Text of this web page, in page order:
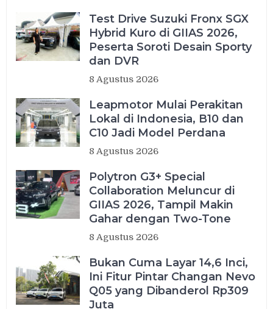
Test Drive Suzuki Fronx SGX
Hybrid Kuro di GIIAS 2026,
Peserta Soroti Desain Sporty
dan DVR
8 Agustus 2026
Leapmotor Mulai Perakitan
Lokal di Indonesia, B10 dan
C10 Jadi Model Perdana
8 Agustus 2026
Polytron G3+ Special
Collaboration Meluncur di
GIIAS 2026, Tampil Makin
Gahar dengan Two-Tone
8 Agustus 2026
Bukan Cuma Layar 14,6 Inci,
Ini Fitur Pintar Changan Nevo
Q05 yang Dibanderol Rp309
Juta